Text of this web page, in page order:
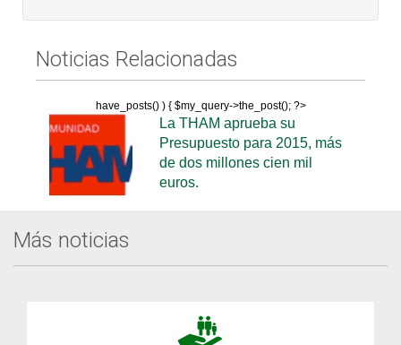
Noticias Relacionadas
have_posts() ) { $my_query->the_post(); ?>
La THAM aprueba su
Presupuesto para 2015, más
de dos millones cien mil
euros.
Más noticias